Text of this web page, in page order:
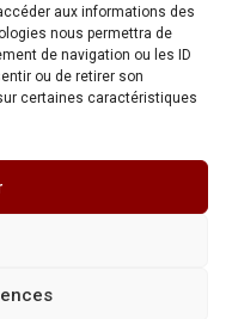
aux informations des
nous permettra de
de navigation ou les ID
ou de retirer son
certaines caractéristiques